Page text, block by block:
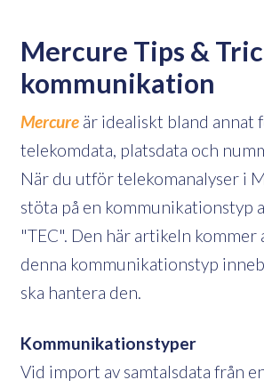
Mercure Tips &
kommunikation
Mercure är idealiskt bland annat
telekomdata, platsdata och
När du utför telekomanalyser i
stöta på en kommunikationstyp
"TEC". Den här artikeln kommer
denna kommunikationstyp
ska hantera den.
Kommunikationstyper
Vid import av samtalsdata från